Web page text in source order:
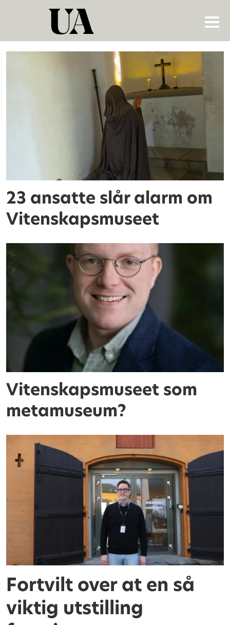
vitenskapsmuseet
23 ansatte slår alarm om
Vitenskapsmuseet
Vitenskapsmuseet som
metamuseum?
Fortvilt over at en så
viktig utstilling